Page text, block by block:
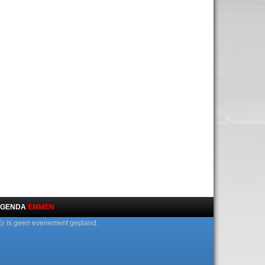
EMMEN
is geen evenement gepland.